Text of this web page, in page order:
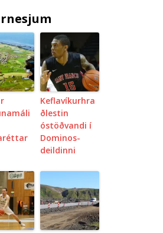
Keflavíkurhra
ðlestin
óstöðvandi í
Dominos-
deildinni